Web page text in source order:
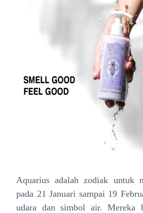
Aquarius adalah zodiak untuk
pada 21 Januari sampai 19
udara dan simbol air. Mereka